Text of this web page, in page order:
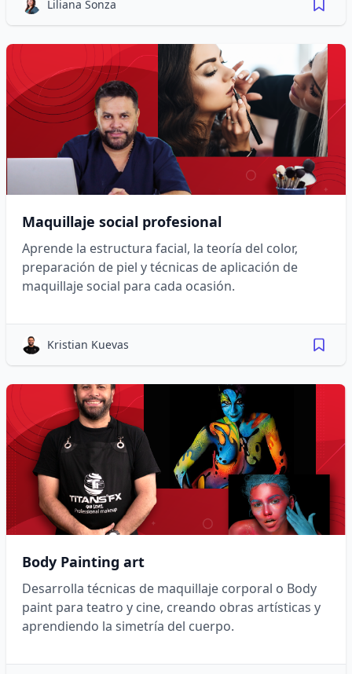
Liliana Sonza
Maquillaje social profesional
Aprende la estructura facial, la teoría del color,
preparación de piel y técnicas de aplicación de
maquillaje social para cada ocasión.
Kristian Kuevas
Body Painting art
Desarrolla técnicas de maquillaje corporal o Body
paint para teatro y cine, creando obras artísticas y
aprendiendo la simetría del cuerpo.